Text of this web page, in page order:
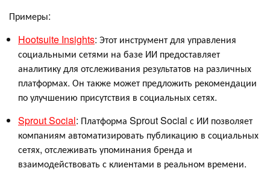
Примеры:
Hootsuite Insights: Этот инструмент для управления
социальными сетями на базе ИИ предоставляет
аналитику для отслеживания результатов на различных
платформах. Он также может предложить рекомендации
по улучшению присутствия в социальных сетях.
Sprout Social: Платформа Sprout Social с ИИ позволяет
компаниям автоматизировать публикацию в социальных
сетях, отслеживать упоминания бренда и
взаимодействовать с клиентами в реальном времени.